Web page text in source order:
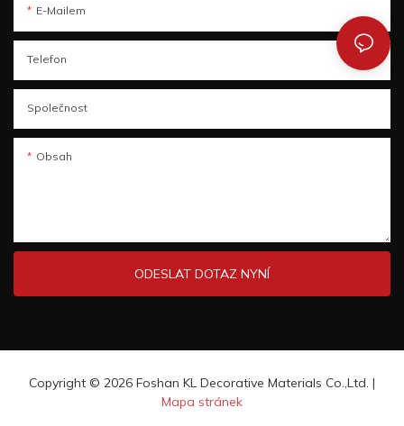
E-Mailem
Telefon
Společnost
Obsah
ODESLAT DOTAZ NYNÍ
Copyright © 2026 Foshan KL Decorative Materials Co.,Ltd. |
Mapa stránek